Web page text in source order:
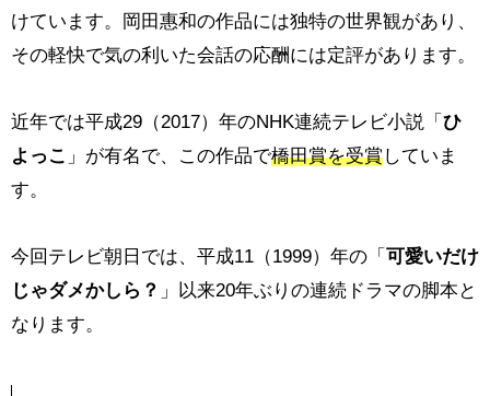
けています。岡田惠和の作品には独特の世界観があり、
その軽快で気の利いた会話の応酬には定評があります。
近年では平成29（2017）年のNHK連続テレビ小説「 ひ
よっこ 」が有名で、この作品で橋田賞を受賞していま
す。
今回テレビ朝日では、平成11（1999）年の「 可愛いだけ
じゃダメかしら？ 」以来20年ぶりの連続ドラマの脚本と
なります。